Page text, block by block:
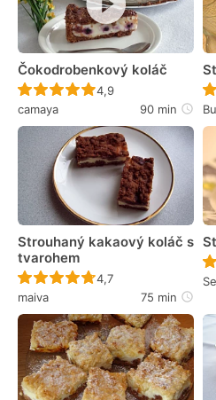
Čokodrobenkový koláč
Recept ještě nebyl
4,9
camaya
90 min
Strouhaný kakaový koláč s
tvarohem
Recept ještě nebyl
4,7
maiva
75 min